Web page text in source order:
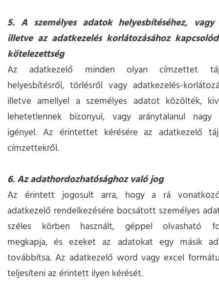
5. A személyes adatok helyesbítéséhez, vagy
illetve az adatkezelés korlátozásához
kötelezettség
Az adatkezelő minden olyan címzettet
helyesbítésről, törlésről vagy adatkezelés-
illetve amellyel a személyes adatot közölték,
lehetetlennek bizonyul, vagy aránytalanul nagy
igényel. Az érintettet kérésére az adatkezelő
címzettekről.
6. Az adathordozhatósághoz való jog
Az érintett jogosult arra, hogy a rá
adatkezelő rendelkezésére bocsátott személyes
széles körben használt, géppel olvasható
megkapja, és ezeket az adatokat egy másik
továbbítsa. Az adatkezelő word vagy excel
teljesíteni az érintett ilyen kérését.